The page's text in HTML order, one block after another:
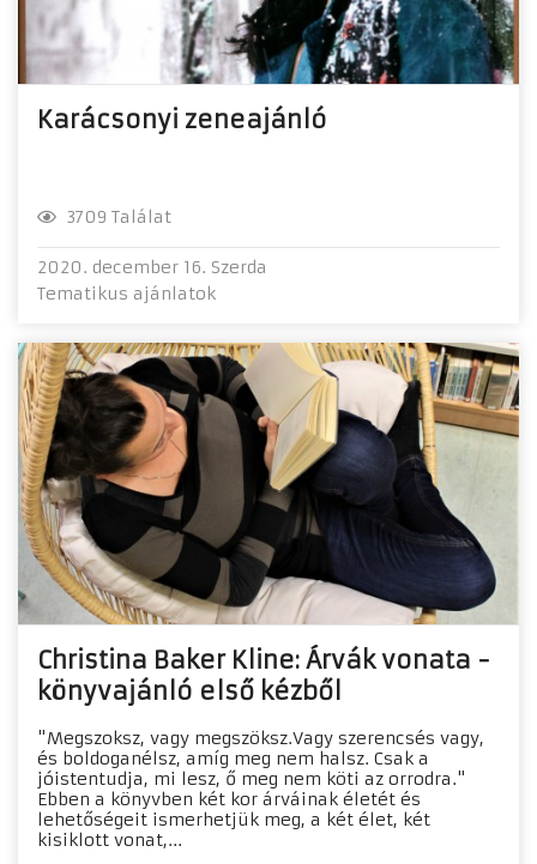
Karácsonyi zeneajánló
3709 Találat
2020. december 16. Szerda
Tematikus ajánlatok
Christina Baker Kline: Árvák vonata -
könyvajánló első kézből
"Megszoksz, vagy megszöksz.Vagy szerencsés vagy,
és boldoganélsz, amíg meg nem halsz. Csak a
jóistentudja, mi lesz, ő meg nem köti az orrodra."
Ebben a könyvben két kor árváinak életét és
lehetőségeit ismerhetjük meg, a két élet, két
kisiklott vonat,...